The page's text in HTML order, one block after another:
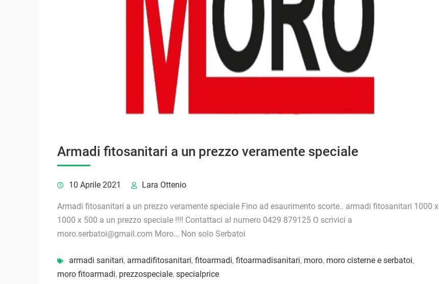
Armadi fitosanitari a un prezzo veramente speciale
10 Aprile 2021 Lara Ottenio
Armadi fitosanitari a un prezzo veramente speciale Fino ad esaurimento scorte.. armadi fitosanitari 1000 x
1000 x 500 a un prezzo speciale !!!! Contattaci al numero 0429 879125 O scrivici a
moro.serbatoi@gmail.com Moro… Non solo Serbatoi
armadi sanitari, armadifitosanitari, fitoarmadi, fitoarmadisanitari, moro, moro cisterne e serbatoi,
moro fitoarmadi, prezzospeciale, specialprice